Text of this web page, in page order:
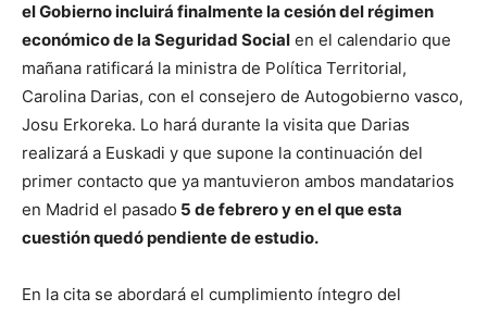
el Gobierno incluirá finalmente la cesión del régimen
económico de la Seguridad Social en el calendario que
mañana ratificará la ministra de Política Territorial,
Carolina Darias, con el consejero de Autogobierno vasco,
Josu Erkoreka. Lo hará durante la visita que Darias
realizará a Euskadi y que supone la continuación del
primer contacto que ya mantuvieron ambos mandatarios
en Madrid el pasado 5 de febrero y en el que esta
cuestión quedó pendiente de estudio.
En la cita se abordará el cumplimiento íntegro del